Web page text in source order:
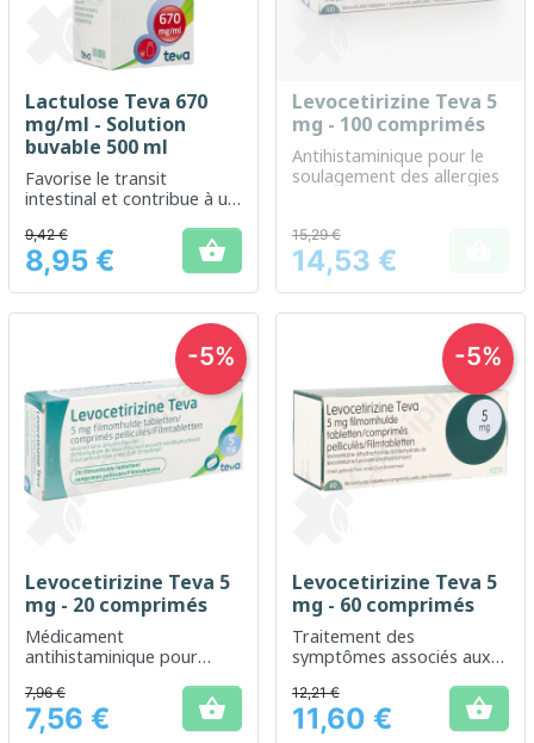
Lactulose Teva 670
mg/ml - Solution
buvable 500 ml
Favorise le transit
intestinal et contribue à un
Prix
9,42 €
8,95 € 
Levocetirizine Teva 5
mg - 100 comprimés
Antihistaminique pour le
soulagement des allergies
Prix
15,29 €
14,53 €
Levocetirizine Teva 5
mg - 20 comprimés
Médicament
antihistaminique pour
Prix
7,96 €
7,56 € 
-5%
Levocetirizine Teva 5
mg - 60 comprimés
Traitement des
symptômes associés aux
perannuelles
Prix
12,21 €
11,60 € 
-5%